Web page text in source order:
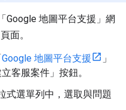
Google 地圖平台支援」網
面。
Google 地圖平台支援
」
客服案件」按鈕。
式選單列中，選取與問題